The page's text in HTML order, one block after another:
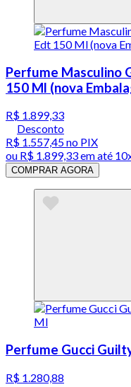
Perfume Masculino
150 Ml (nova
R$ 1.899,33
Desconto
R$ 1.557,45no PIX
ou R$ 1.899,33em até
COMPRAR AGORA
Perfume Gucci
R$ 1.280,88